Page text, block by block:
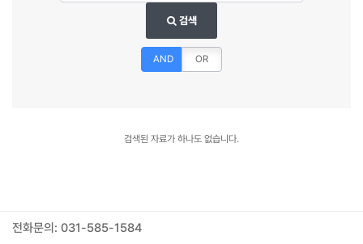
검색
AND OR
검색된 자료가 하나도 없습니다.
전화문의: 031-585-1584